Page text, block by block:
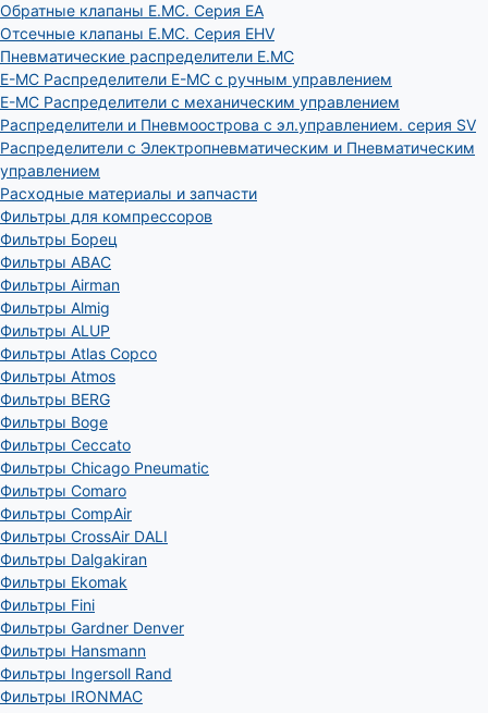
Обратные клапаны E.MC. Серия EA
Отсечные клапаны E.MC. Серия EHV
Пневматические распределители E.MC
E-MC Распределители E-MC с ручным управлением
E-MC Распределители с механическим управлением
Распределители и Пневмоострова с эл.управлением. серия SV
Распределители с Электропневматическим и Пневматическим
управлением
Расходные материалы и запчасти
Фильтры для компрессоров
Фильтры Борец
Фильтры ABAC
Фильтры Airman
Фильтры Almig
Фильтры ALUP
Фильтры Atlas Copco
Фильтры Atmos
Фильтры BERG
Фильтры Boge
Фильтры Ceccato
Фильтры Chicago Pneumatic
Фильтры Comaro
Фильтры CompAir
Фильтры CrossAir DALI
Фильтры Dalgakiran
Фильтры Ekomak
Фильтры Fini
Фильтры Gardner Denver
Фильтры Hansmann
Фильтры Ingersoll Rand
Фильтры IRONMAC